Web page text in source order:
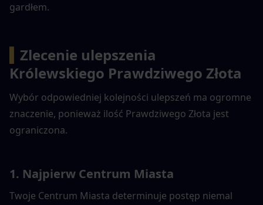
gardłem.
Zlecenie ulepszenia
Królewskiego Prawdziwego Złota
Wybór odpowiedniej kolejności ulepszeń ma ogromne
znaczenie, ponieważ ilość Prawdziwego Złota jest
ograniczona.
1. Najpierw Centrum Miasta
Twoje Centrum Miasta determinuje postęp niemal